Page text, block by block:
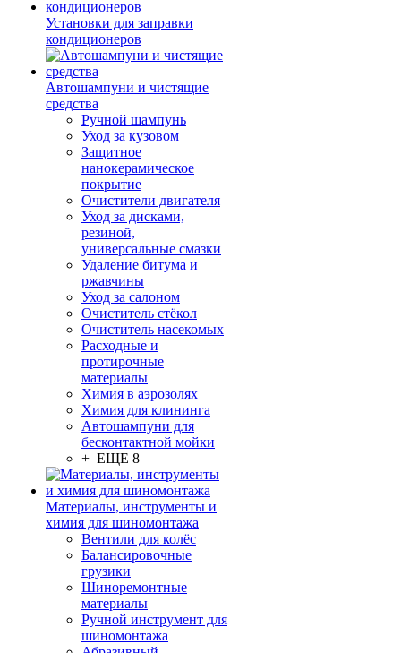
Установки для заправки
кондиционеров
Автошампуни и чистящие
средства
Ручной шампунь
Уход за кузовом
Защитное
нанокерамическое
покрытие
Очистители двигателя
Уход за дисками,
резиной,
универсальные смазки
Удаление битума и
ржавчины
Уход за салоном
Очиститель стёкол
Очиститель насекомых
Расходные и
протирочные
материалы
Химия в аэрозолях
Химия для клининга
Автошампуни для
бесконтактной мойки
+ ЕЩЕ 8
Материалы, инструменты и
химия для шиномонтажа
Вентили для колёс
Балансировочные
грузики
Шиноремонтные
материалы
Ручной инструмент для
шиномонтажа